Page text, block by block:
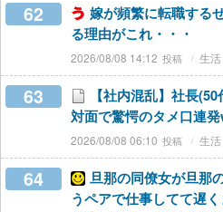
62
嫁が頻繁に転職する
る理由がこれ・・・
2026/08/08 14:12 生活
63
【社内混乱】社長
対面で驚愕のタメ口連
2026/08/08 06:10 生活
64
旦那の同僚女が旦那
うペアで仕事してて遅